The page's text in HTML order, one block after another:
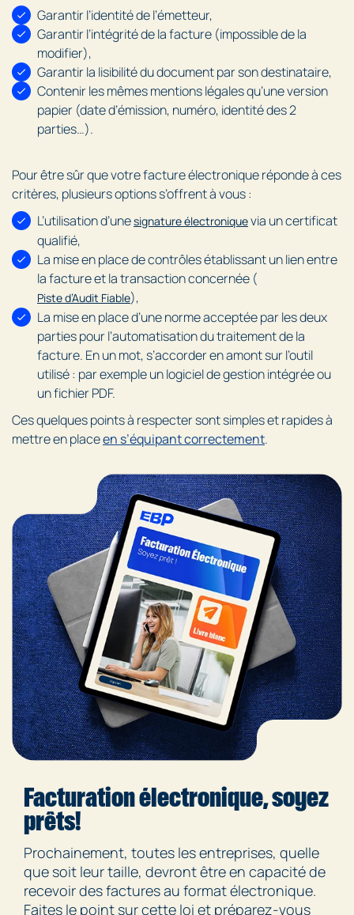
Garantir l’identité de l’émetteur,
Garantir l’intégrité de la facture (impossible de la
modifier),
Garantir la lisibilité du document par son destinataire,
Contenir les mêmes mentions légales qu’une version
papier (date d’émission, numéro, identité des 2
parties…).
Pour être sûr que votre facture électronique réponde à ces
critères, plusieurs options s’offrent à vous :
L’utilisation d’unesignature électroniquevia un certificat
qualifié,
La mise en place de contrôles établissant un lien entre
la facture et la transaction concernée (
Piste d’Audit Fiable),
La mise en place d’une norme acceptée par les deux
parties pour l’automatisation du traitement de la
facture. En un mot, s’accorder en amont sur l’outil
utilisé : par exemple un logiciel de gestion intégrée ou
un fichier PDF.
Ces quelques points à respecter sont simples et rapides à
mettre en placeen s’équipant correctement.
Facturation électronique, soyez
prêts!
Prochainement, toutes les entreprises, quelle
que soit leur taille, devront être en capacité de
recevoir des factures au format électronique.
Faites le point sur cette loi et préparez-vous